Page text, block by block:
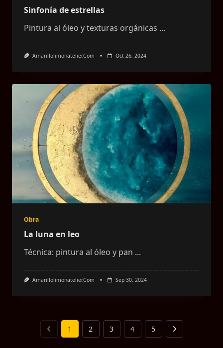
Sinfonía de estrellas
Pintura al óleo y texturas orgánicas ...
Amarillolimonatelier.com Oct 26, 2024
Obra
La luna en leo
Técnica: pintura al óleo y pan ...
Amarillolimonatelier.com Sep 30, 2024
1 2 3 4 5